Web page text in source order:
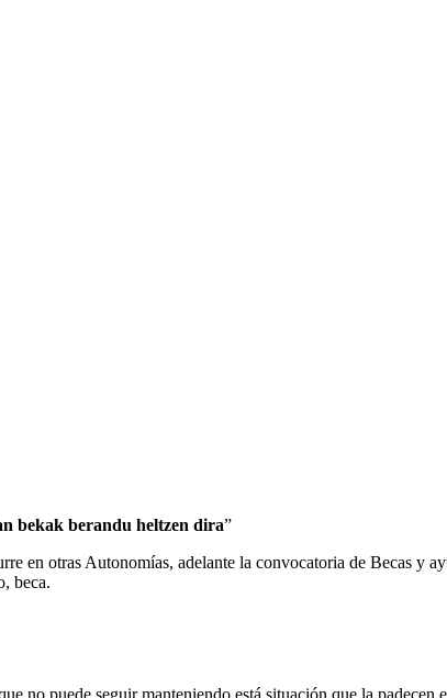
bekak berandu heltzen dira”
en otras Autonomías, adelante la convocatoria de Becas y
beca.